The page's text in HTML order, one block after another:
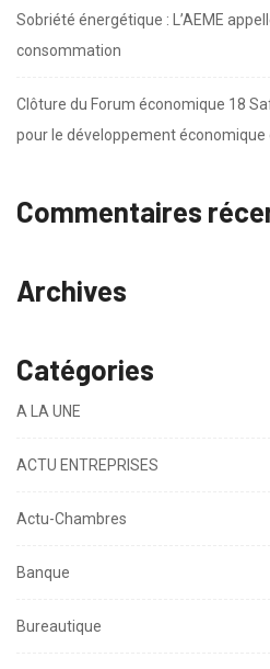
Sobriété énergétique : L’AEME
consommation
Clôture du Forum économique 18
pour le développement économique
Commentaires
Archives
Catégories
A LA UNE
ACTU ENTREPRISES
Actu-Chambres
Banque
Bureautique